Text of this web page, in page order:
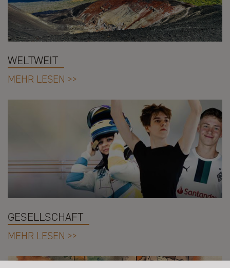
WELTWEIT
MEHR LESEN >>
GESELLSCHAFT
MEHR LESEN >>